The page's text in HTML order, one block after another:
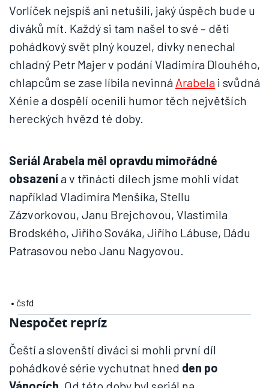
Vorlíček nejspíš ani netušili, jaký úspěch bude u
diváků mít. Každý si tam našel to své – děti
pohádkový svět plný kouzel, dívky nenechal
chladný Petr Majer v podání Vladimíra Dlouhého,
chlapcům se zase líbila nevinná Arabela i svůdná
Xénie a dospělí ocenili humor těch největších
hereckých hvězd té doby.
Seriál Arabela měl opravdu mimořádné
obsazenía v třinácti dílech jsme mohli vídat
například Vladimíra Menšíka, Stellu
Zázvorkovou, Janu Brejchovou, Vlastimila
Brodského, Jiřího Sováka, Jiřího Lábuse, Dádu
Patrasovou nebo Janu Nagyovou.
• čsfd
Nespočet repríz
Čeští a slovenští diváci si mohli první díl
pohádkové série vychutnat hned den po